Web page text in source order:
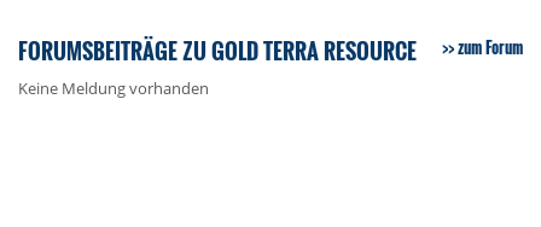
FORUMSBEITRÄGE ZU GOLD TERRA RESOURCE zum Forum
Keine Meldung vorhanden